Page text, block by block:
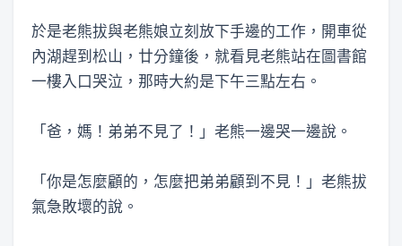
於是老熊拔與老熊娘立刻放下手邊的工作，開車從
內湖趕到松山，廿分鐘後，就看見老熊站在圖書館
一樓入口哭泣，那時大約是下午三點左右。
「爸，媽！弟弟不見了！」老熊一邊哭一邊說。
「你是怎麼顧的，怎麼把弟弟顧到不見！」老熊拔
氣急敗壞的說。